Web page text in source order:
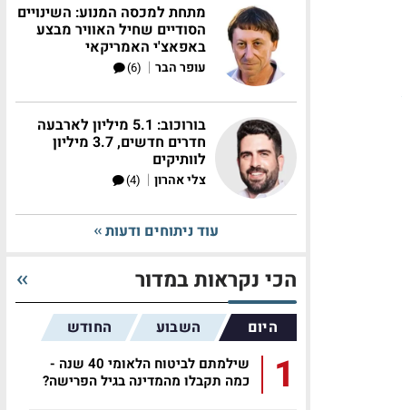
מתחת למכסה המנוע: השינויים
הסודיים שחיל האוויר מבצע
באפאצ'י האמריקאי
עופר הבר |
(6)
בורוכוב: 5.1 מיליון לארבעה
חדרים חדשים, 3.7 מיליון
לוותיקים
צלי אהרון |
(4)
עוד ניתוחים ודעות
הכי נקראות במדור
היום השבוע החודש
1
שילמתם לביטוח הלאומי 40 שנה -
כמה תקבלו מהמדינה בגיל הפרישה?